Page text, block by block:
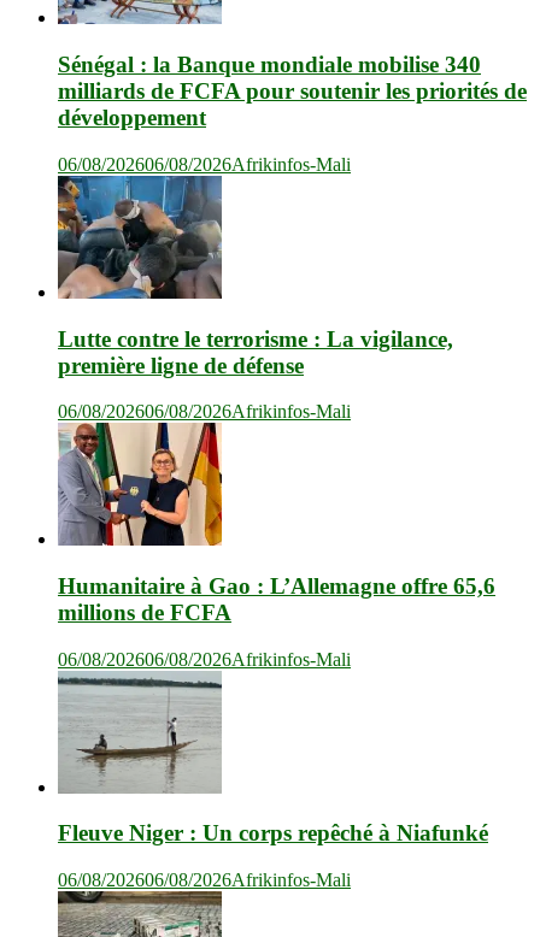
Sénégal : la Banque mondiale mobilise 340
milliards de FCFA pour soutenir les priorités de
développement
06/08/202606/08/2026Afrikinfos-Mali
Lutte contre le terrorisme : La vigilance,
première ligne de défense
06/08/202606/08/2026Afrikinfos-Mali
Humanitaire à Gao : L’Allemagne offre 65,6
millions de FCFA
06/08/202606/08/2026Afrikinfos-Mali
Fleuve Niger : Un corps repêché à Niafunké
06/08/202606/08/2026Afrikinfos-Mali